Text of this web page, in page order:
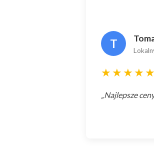
T
★★★★★
„Najlepsze